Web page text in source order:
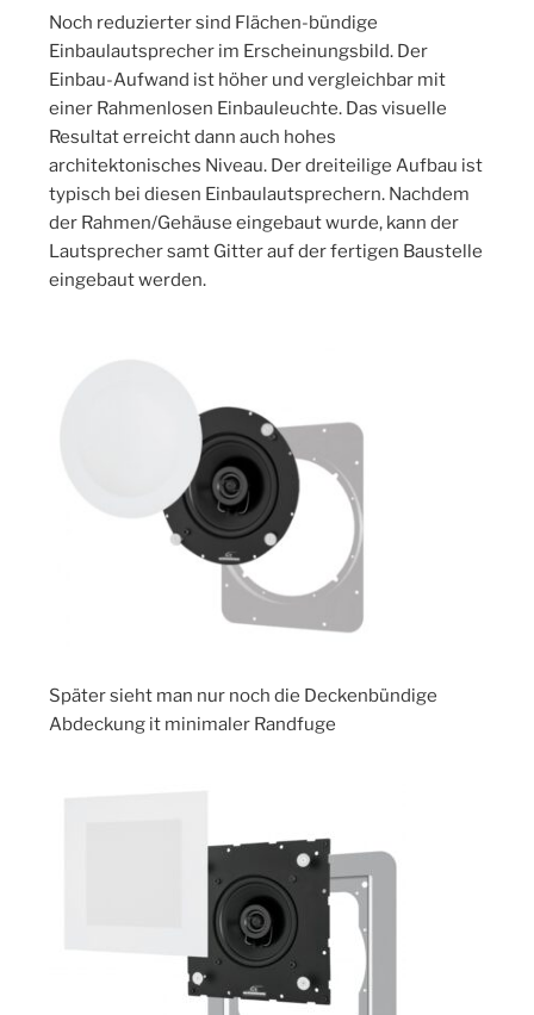
Noch reduzierter sind Flächen-bündige
Einbaulautsprecher im Erscheinungsbild. Der
Einbau-Aufwand ist höher und vergleichbar mit
einer Rahmenlosen Einbauleuchte. Das visuelle
Resultat erreicht dann auch hohes
architektonisches Niveau. Der dreiteilige Aufbau ist
typisch bei diesen Einbaulautsprechern. Nachdem
der Rahmen/Gehäuse eingebaut wurde, kann der
Lautsprecher samt Gitter auf der fertigen Baustelle
eingebaut werden.
Später sieht man nur noch die Deckenbündige
Abdeckung it minimaler Randfuge